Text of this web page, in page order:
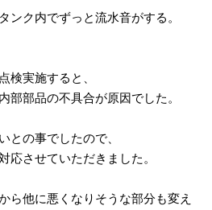
ンク内でずっと流水音がする。
検実施すると、
部部品の不具合が原因でした。
との事でしたので、
応させていただきました。
ら他に悪くなりそうな部分も変え